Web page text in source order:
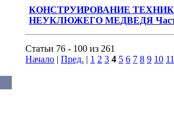
КОHСТРУИРОВАHИЕ
HЕУКЛЮЖЕГО МЕДВЕДЯ
Статьи 76 - 100 из 261
Начало | Пред. | 1 2 3 4 5 6 7 8 9 10 11